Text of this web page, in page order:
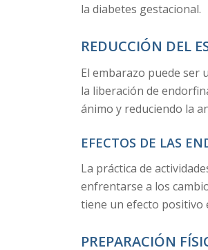
la diabetes gestacional.
REDUCCIÓN DEL
El embarazo puede ser
la liberación de
ánimo y reduciendo la
EFECTOS DE LAS
La práctica de
enfrentarse a los
tiene un efecto positivo
PREPARACIÓN